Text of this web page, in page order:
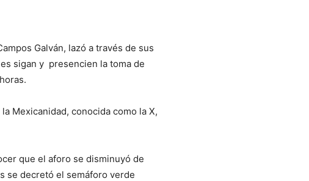
Galván, lazó a través de sus
sigan y presencien la toma de
Mexicanidad, conocida como la X,
que el aforo se disminuyó de
se decretó el semáforo verde